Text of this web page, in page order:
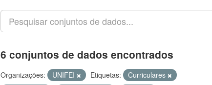
6 conjuntos de dados encontrados
Organizações: UNIFEI Etiquetas:
Curriculares